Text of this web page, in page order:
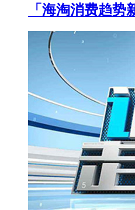
「海淘消费趋势